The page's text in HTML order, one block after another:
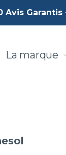
Avis
La marque